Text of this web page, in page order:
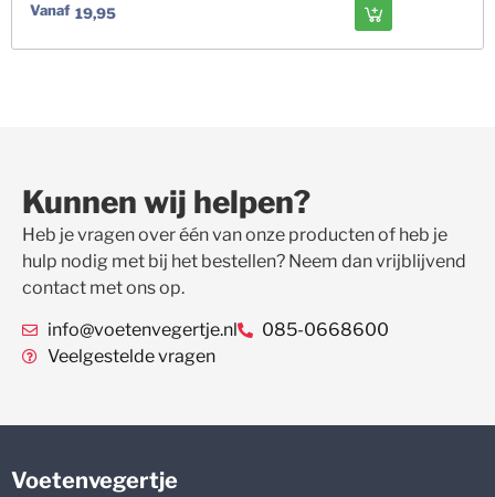
Vanaf 19,95
Kunnen wij helpen?
Heb je vragen over één van onze producten of heb je
hulp nodig met bij het bestellen? Neem dan vrijblijvend
contact met ons op.
info@voetenvegertje.nl
085-0668600
Veelgestelde vragen
Voetenvegertje